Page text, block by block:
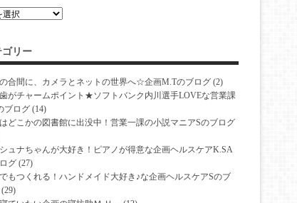
ゴリー
合間に、カメラとネットの世界へ☆企画M.Tのブログ (2)
がチャームポイント★ソフトバンク内川選手LOVEな営業課
ブログ (14)
どこかの図書館に出没中！営業一課の小説マニアSのブログ
ュナちゃんが大好き！ピアノが得意な企画ヘルスケアK.SA
グ (27)
もつくれる！ハンドメイド大好き♪な企画ヘルスケアSのブ
(29)